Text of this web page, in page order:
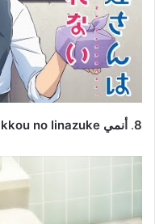
8
. أنمي Kakkou no Iinazuke